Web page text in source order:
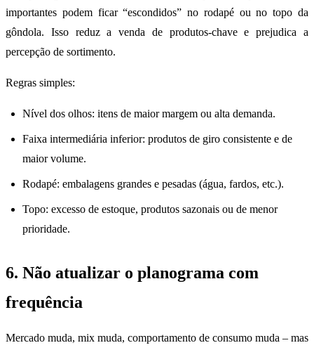
importantes podem ficar “escondidos” no rodapé ou no topo da
gôndola. Isso reduz a venda de produtos-chave e prejudica a
percepção de sortimento.
Regras simples:
Nível dos olhos: itens de maior margem ou alta demanda.
Faixa intermediária inferior: produtos de giro consistente e de
maior volume.
Rodapé: embalagens grandes e pesadas (água, fardos, etc.).
Topo: excesso de estoque, produtos sazonais ou de menor
prioridade.
6. Não atualizar o planograma com
frequência
Mercado muda, mix muda, comportamento de consumo muda – mas